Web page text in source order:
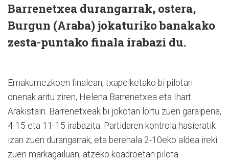
Barrenetxea durangarrak, ostera,
Burgun (Araba) jokaturiko banakako
zesta-puntako finala irabazi du.
Emakumezkoen finalean, txapelketako bi pilotari
onenak aritu ziren, Helena Barrenetxea eta Ihart
Arakistain. Barrenetxeak bi jokotan lortu zuen garaipena,
4-15 eta 11-15 irabazita. Partidaren kontrola hasieratik
izan zuen durangarrak, eta berehala 2-10eko aldea ireki
zuen markagailuan; atzeko koadroetan pilota